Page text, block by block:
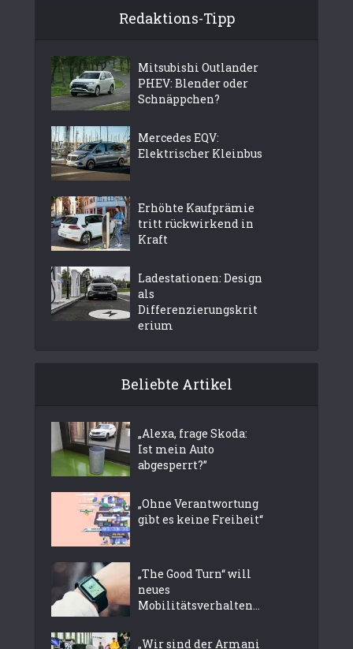
Redaktions-Tipp
Mitsubishi Outlander
PHEV: Blender oder
Schnäppchen?
Mercedes EQV:
Elektrischer Kleinbus
Erhöhte Kaufprämie
tritt rückwirkend in
Kraft
Ladestationen: Design
als
Differenzierungskrit
erium
Beliebte Artikel
„Alexa, frage Skoda:
Ist mein Auto
abgesperrt?”
„Ohne Verantwortung
gibt es keine Freiheit“
„The Good Turn“ will
neues
Mobilitätsverhalten...
„Wir sind der Armani